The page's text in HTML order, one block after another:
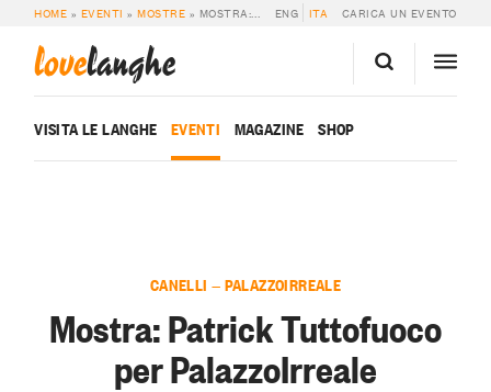
HOME » EVENTI »MOSTRE » MOSTRA: PATRICK TUTTOFUOCO PER PALAZZOIRREALE ENG ITA CARICA UN EVENTO
lovelanghe
VISITA LE LANGHE EVENTI MAGAZINE SHOP
CANELLI — PALAZZOIRREALE
Mostra: Patrick Tuttofuoco
per PalazzoIrreale